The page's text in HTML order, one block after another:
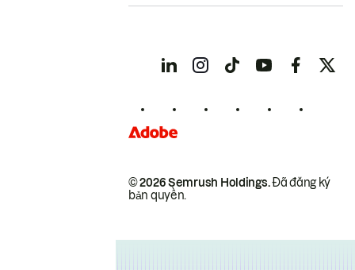
© 2026 Semrush Holdings.Đã đăng ký
bản quyền.